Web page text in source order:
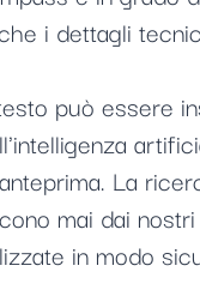
i dettagli
può essere
La
mai dai
in modo